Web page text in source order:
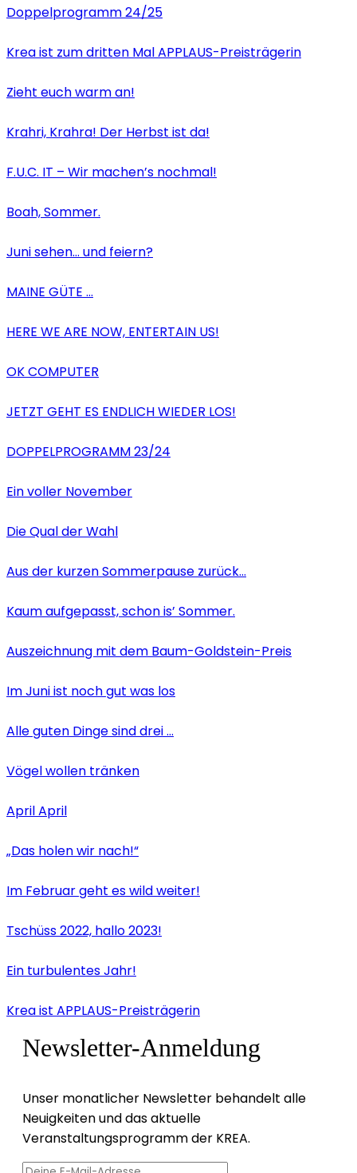
Doppelprogramm 24/25
Krea ist zum dritten Mal APPLAUS-Preisträgerin
Zieht euch warm an!
Krahri, Krahra! Der Herbst ist da!
F.U.C. IT – Wir machen’s nochmal!
Boah, Sommer.
Juni sehen… und feiern?
MAINE GÜTE …
HERE WE ARE NOW, ENTERTAIN US!
OK COMPUTER
JETZT GEHT ES ENDLICH WIEDER LOS!
DOPPELPROGRAMM 23/24
Ein voller November
Die Qual der Wahl
Aus der kurzen Sommerpause zurück…
Kaum aufgepasst, schon is’ Sommer.
Auszeichnung mit dem Baum-Goldstein-Preis
Im Juni ist noch gut was los
Alle guten Dinge sind drei …
Vögel wollen tränken
April April
„Das holen wir nach!“
Im Februar geht es wild weiter!
Tschüss 2022, hallo 2023!
Ein turbulentes Jahr!
Krea ist APPLAUS-Preisträgerin
Newsletter-Anmeldung
Unser monatlicher Newsletter behandelt alle
Neuigkeiten und das aktuelle
Veranstaltungsprogramm der KREA.